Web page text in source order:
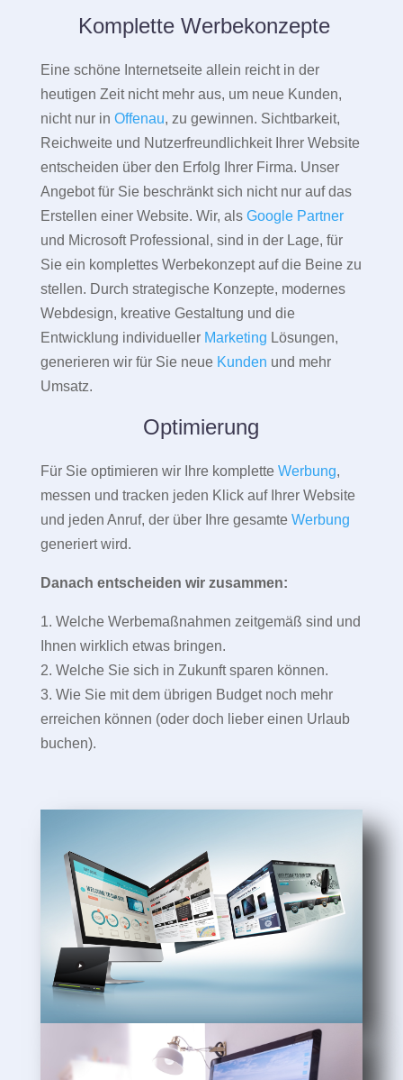
Komplette Werbekonzepte
Eine schöne Internetseite allein reicht in der
heutigen Zeit nicht mehr aus, um neue Kunden,
nicht nur in Offenau, zu gewinnen. Sichtbarkeit,
Reichweite und Nutzerfreundlichkeit Ihrer Website
entscheiden über den Erfolg Ihrer Firma. Unser
Angebot für Sie beschränkt sich nicht nur auf das
Erstellen einer Website. Wir, als Google Partner
und Microsoft Professional, sind in der Lage, für
Sie ein komplettes Werbekonzept auf die Beine zu
stellen. Durch strategische Konzepte, modernes
Webdesign, kreative Gestaltung und die
Entwicklung individueller Marketing Lösungen,
generieren wir für Sie neue Kunden und mehr
Umsatz.
Optimierung
Für Sie optimieren wir Ihre komplette Werbung,
messen und tracken jeden Klick auf Ihrer Website
und jeden Anruf, der über Ihre gesamte Werbung
generiert wird.
Danach entscheiden wir zusammen:
1. Welche Werbemaßnahmen zeitgemäß sind und
Ihnen wirklich etwas bringen.
2. Welche Sie sich in Zukunft sparen können.
3. Wie Sie mit dem übrigen Budget noch mehr
erreichen können (oder doch lieber einen Urlaub
buchen).